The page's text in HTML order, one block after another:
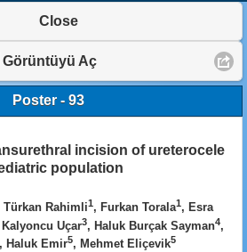
Close
Görüntüyü Aç
Poster - 93
incision of ureterocele
population
Türkan Rahimli1, Furkan Torala1, Esra
Uçar3, Haluk Burçak Sayman4,
Haluk Emir5, Mehmet Eliçevik5